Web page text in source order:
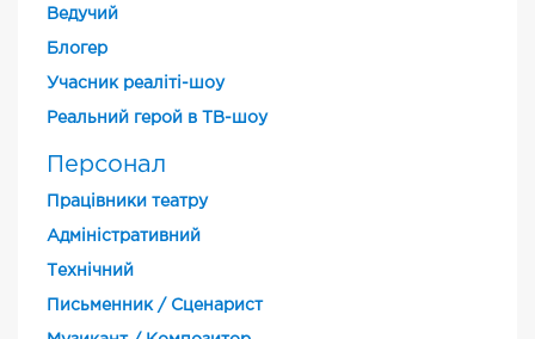
Ведучий
Блогер
Учасник реаліті-шоу
Реальний герой в ТВ-шоу
Персонал
Працівники театру
Адміністративний
Технічний
Письменник / Сценарист